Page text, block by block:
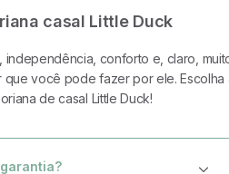
espaço e até 8 variações de cores: azul-
casal Little Duck
conforto e, claro,
você pode fazer por ele. Escolha
de casal Little Duck!